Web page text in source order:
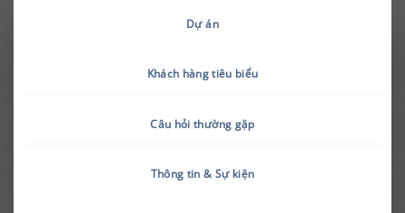
Dự án
Khách hàng tiêu biểu
Câu hỏi thường gặp
Thông tin & Sự kiện